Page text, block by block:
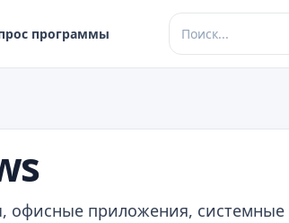
программы
офисные приложения, системные